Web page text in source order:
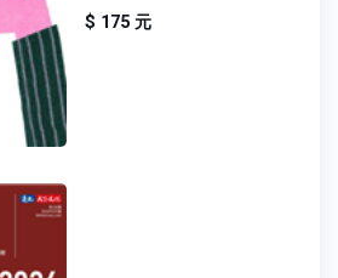
$ 175 元